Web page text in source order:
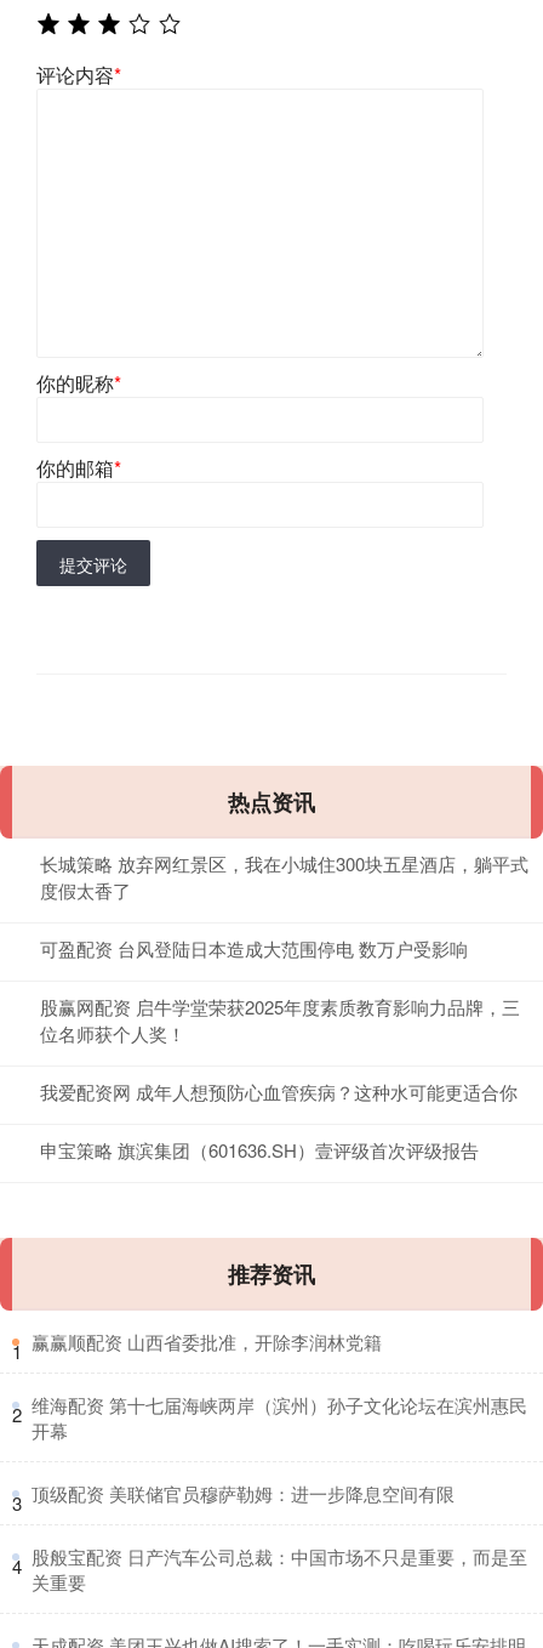
评论内容*
你的昵称*
你的邮箱*
提交评论
热点资讯
长城策略 放弃网红景区，我在小城住300块五星酒店，躺平式
度假太香了
可盈配资 台风登陆日本造成大范围停电 数万户受影响
股赢网配资 启牛学堂荣获2025年度素质教育影响力品牌，三
位名师获个人奖！
我爱配资网 成年人想预防心血管疾病？这种水可能更适合你
申宝策略 旗滨集团（601636.SH）壹评级首次评级报告
推荐资讯
1 ​赢赢顺配资 山西省委批准，开除李润林党籍
2 ​维海配资 第十七届海峡两岸（滨州）孙子文化论坛在滨州惠民
开幕
3 ​顶级配资 美联储官员穆萨勒姆：进一步降息空间有限
4 ​股般宝配资 日产汽车公司总裁：中国市场不只是重要，而是至
关重要